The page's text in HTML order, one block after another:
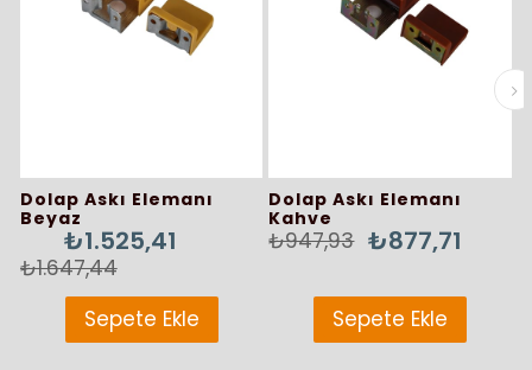
Dolap Askı Elemanı
Beyaz
₺1.525,41
₺1.647,44
Sepete Ekle
Dolap Askı Elemanı
Kahve
₺877,71
₺947,93
Sepete Ekle